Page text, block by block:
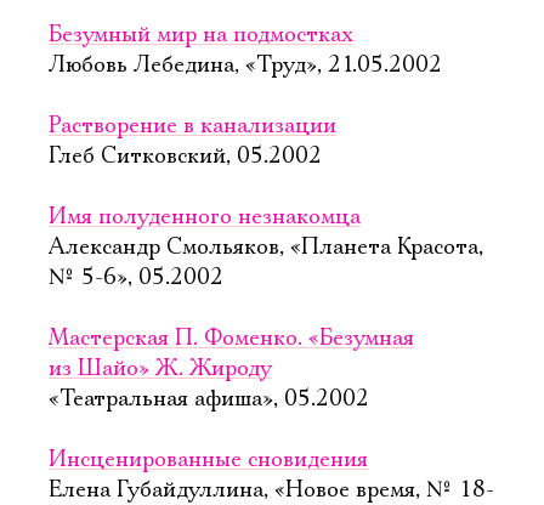
Безумный мир на подмостках
Любовь Лебедина, «Труд», 21.05.2002
Растворение в канализации
Глеб Ситковский, 05.2002
Имя полуденного незнакомца
Александр Смольяков, «Планета Красота,
№ 5-6», 05.2002
Мастерская П. Фоменко. «Безумная
из Шайо» Ж. Жироду
«Театральная афиша», 05.2002
Инсценированные сновидения
Елена Губайдуллина, «Новое время, № 18-